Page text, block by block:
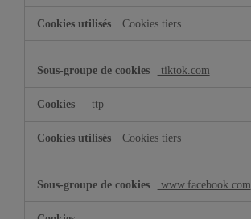
Cookies tiers
tiktok.com
_ttp
Cookies tiers
www.facebook.com